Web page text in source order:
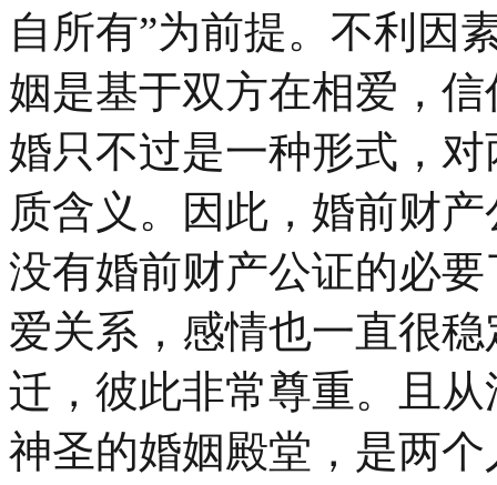
自所有”为前提。不利因
姻是基于双方在相爱，
婚只不过是一种形式，
质含义。因此，婚前财
没有婚前财产公证的必
爱关系，感情也一直很
迁，彼此非常尊重。且
神圣的婚姻殿堂，是两